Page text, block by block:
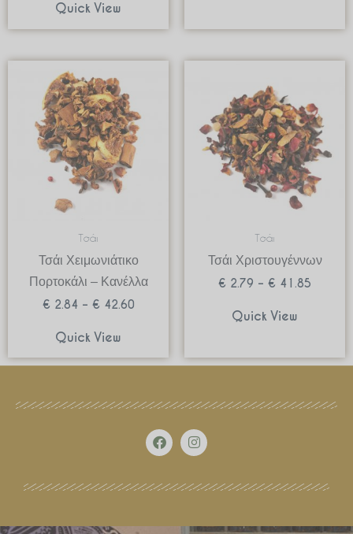
Quick View
Τσάι
Τσάι Χειμωνιάτικο
Πορτοκάλι – Κανέλλα
€ 2.84 – € 42.60
through
€ 42.60
Quick View
Τσάι
Τσάι Χριστουγέννων
€ 2.79 – € 41.85
through
€ 41.85
Quick View
F
a
c
b
k
I
n
s
a
a